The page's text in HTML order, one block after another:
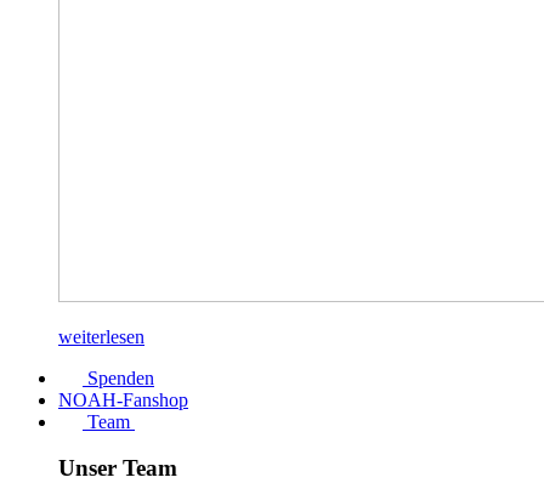
weiterlesen
Spenden
NOAH-Fanshop
Team
Unser Team